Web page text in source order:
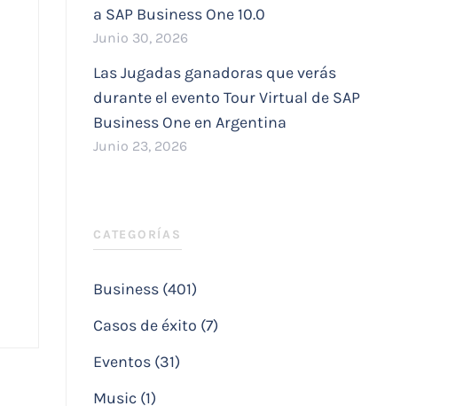
a SAP Business One 10.0
Junio 30, 2026
Las Jugadas ganadoras que verás
durante el evento Tour Virtual de SAP
Business One en Argentina
Junio 23, 2026
CATEGORÍAS
Business (401)
Casos de éxito (7)
Eventos (31)
Music (1)